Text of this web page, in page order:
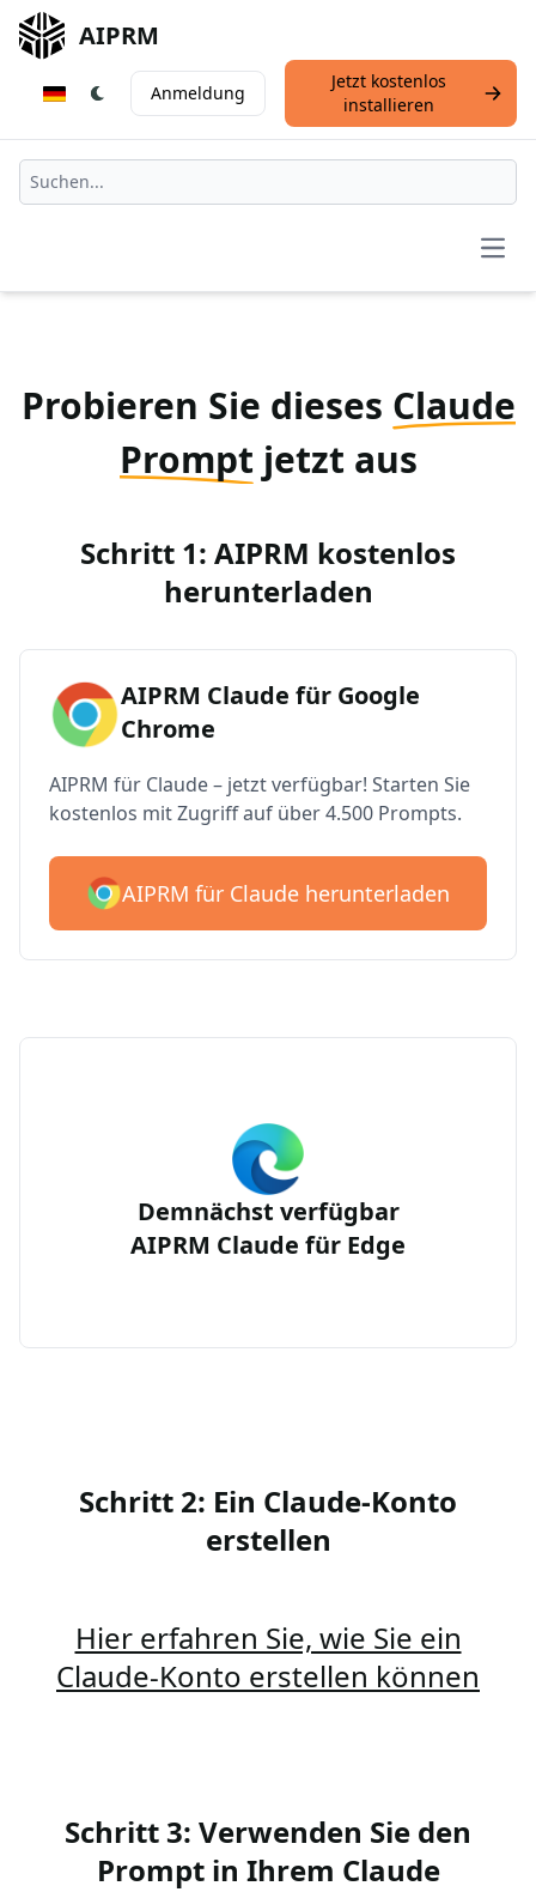
AIPRM
Anmeldung
Jetzt kostenlos
installieren
Probieren Sie dieses Claude
Prompt jetzt aus
Schritt 1: AIPRM kostenlos
herunterladen
AIPRM Claude für Google
Chrome
AIPRM für Claude – jetzt verfügbar! Starten Sie
kostenlos mit Zugriff auf über 4.500 Prompts.
AIPRM für Claude herunterladen
Demnächst verfügbar
AIPRM Claude für Edge
Schritt 2: Ein Claude-Konto
erstellen
Hier erfahren Sie, wie Sie ein
Claude-Konto erstellen können
Schritt 3: Verwenden Sie den
Prompt in Ihrem Claude